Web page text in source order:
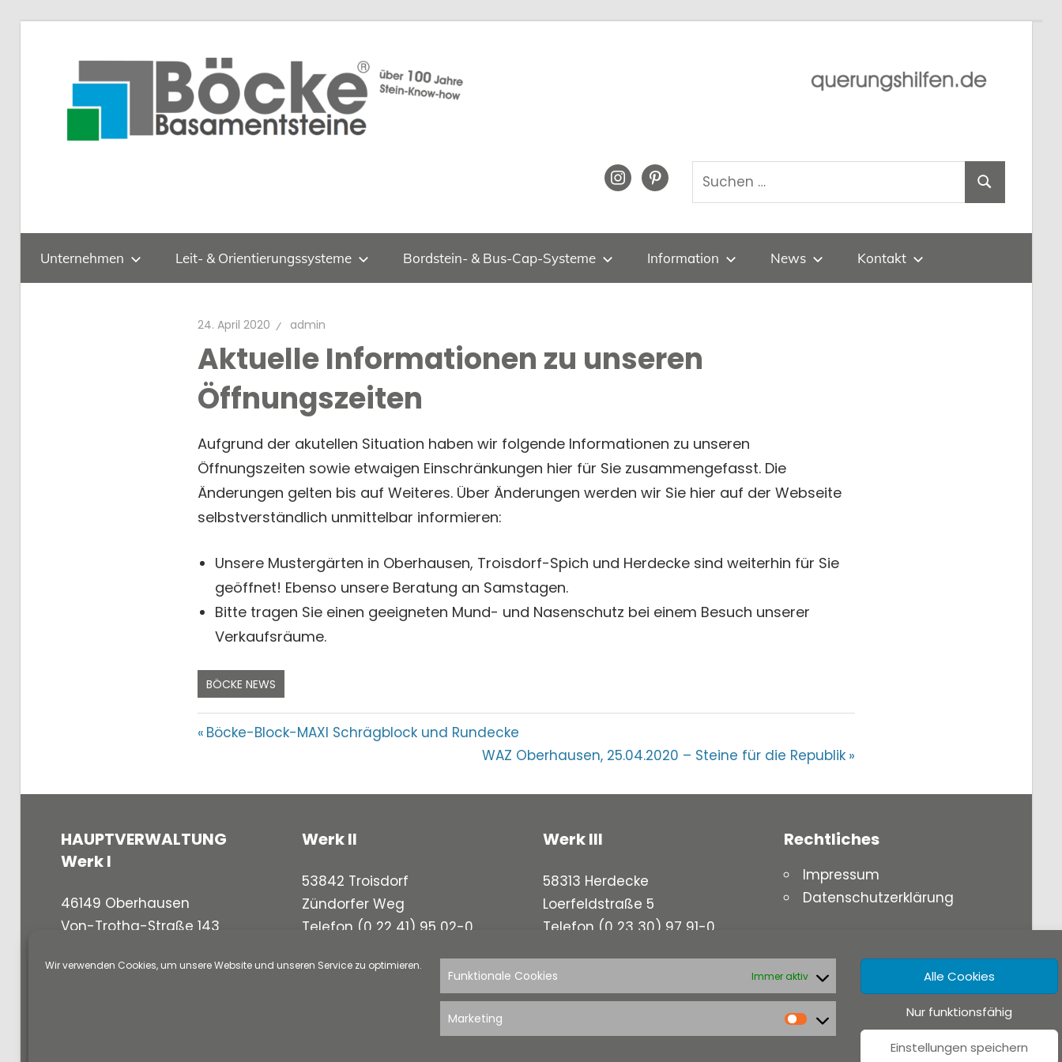
Wir verwenden Cookies, um unsere Website und unseren Service zu optimieren.
Funktionale Cookies Immer aktiv
Marketing
Marketing
Alle Cookies
Nur funktionsfähig
Einstellungen speichern
springenquerungshilfen.de
Basamentsteine
Böcke
GmbH
Suchen
instagrampinterest
Unternehmen Leit- & Orientierungssysteme Bordstein- & Bus-Cap-Systeme Information News Kontakt
24. April 2020 admin
Aktuelle Informationen zu unseren
Öffnungszeiten
Aufgrund der akutellen Situation haben wir folgende Informationen zu unseren
Öffnungszeiten sowie etwaigen Einschränkungen hier für Sie zusammengefasst. Die
Änderungen gelten bis auf Weiteres. Über Änderungen werden wir Sie hier auf der Webseite
selbstverständlich unmittelbar informieren:
Unsere Mustergärten in Oberhausen, Troisdorf-Spich und Herdecke sind weiterhin für Sie
geöffnet! Ebenso unsere Beratung an Samstagen.
Bitte tragen Sie einen geeigneten Mund- und Nasenschutz bei einem Besuch unserer
Verkaufsräume.
BÖCKE NEWS
Beitragsnavigation
Vorheriger
Böcke-Block-MAXI Schrägblock und Rundecke
Nächster
WAZ Oberhausen, 25.04.2020 – Steine für die Republik
HAUPTVERWALTUNG
Werk I
46149 Oberhausen
Von-Trotha-Straße 143
Telefax (02 08) 69 09-111
Werk II
53842 Troisdorf
Zündorfer Weg
Telefon (0 22 41) 95 02-0
Werk III
58313 Herdecke
Loerfeldstraße 5
Telefon (0 23 30) 97 91-0
Rechtliches
Impressum
Datenschutzerklärung